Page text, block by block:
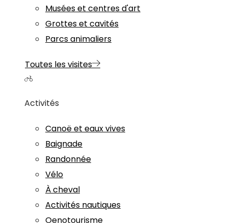
Musées et centres d'art
Grottes et cavités
Parcs animaliers
Toutes les visites
Activités
Canoë et eaux vives
Baignade
Randonnée
Vélo
À cheval
Activités nautiques
Oenotourisme